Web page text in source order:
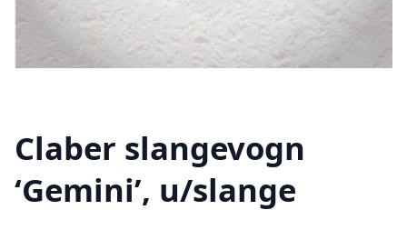
Claber slangevogn
‘Gemini’, u/slange